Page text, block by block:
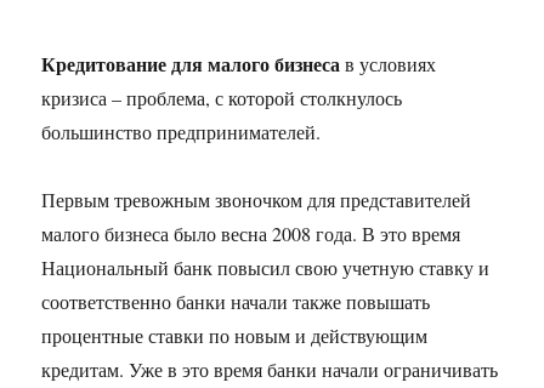
Кредитование для малого бизнесав условиях
кризиса – проблема, с которой столкнулось
большинство предпринимателей.
Первым тревожным звоночком для представителей
малого бизнеса было весна 2008 года. В это время
Национальный банк повысил свою учетную ставку и
соответственно банки начали также повышать
процентные ставки по новым и действующим
кредитам. Уже в это время банки начали ограничивать